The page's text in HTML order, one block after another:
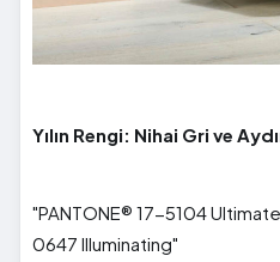
Yılın Rengi: Nihai Gri ve
"PANTONE® 17-5104
0647 Illuminating"